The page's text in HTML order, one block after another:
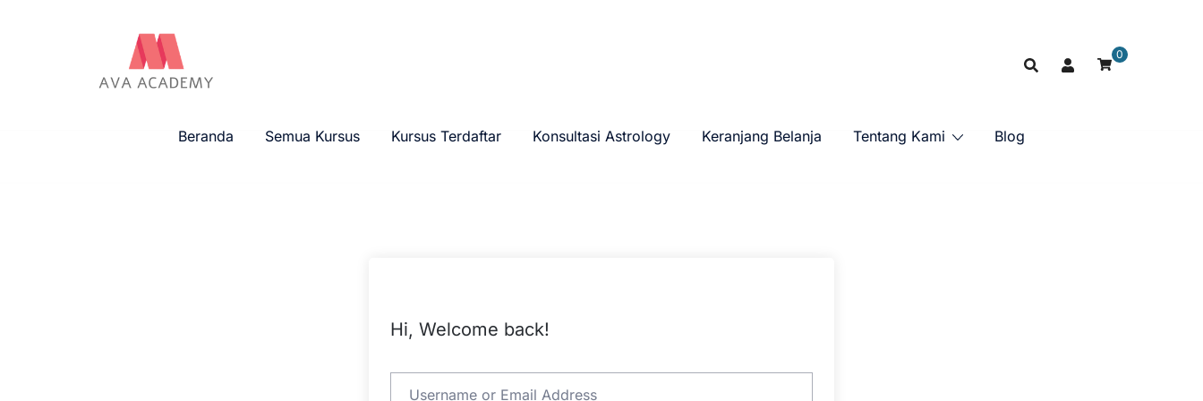
0
Beranda Semua Kursus Kursus Terdaftar Konsultasi Astrology Keranjang Belanja Tentang Kami Blog
Hi, Welcome back!